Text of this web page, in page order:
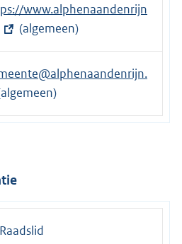
www.alphenaandenrijn
(algemeen)
Raadslid